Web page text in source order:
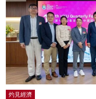
灼見經濟